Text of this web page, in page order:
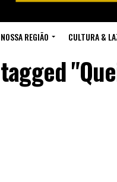
NOSSA REGIÃO CULTURA &